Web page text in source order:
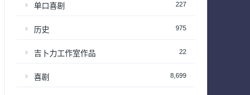
单口喜剧 227
历史 975
吉卜力工作室作品 22
喜剧 8,699